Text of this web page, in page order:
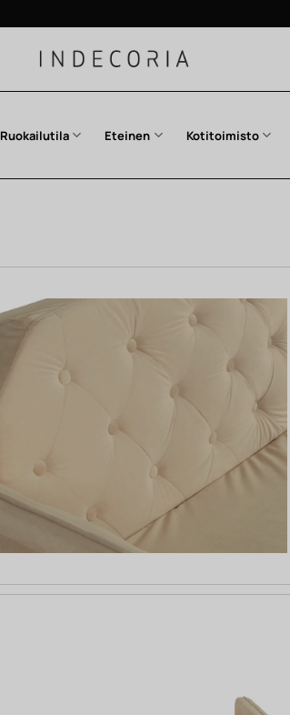
Ruokailutila Eteinen Kotitoimisto